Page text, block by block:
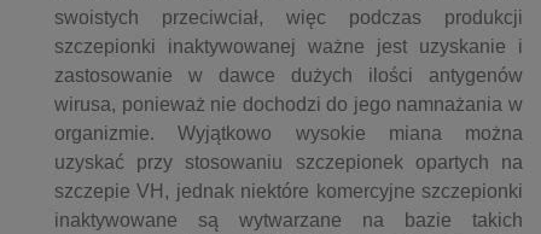
swoistych przeciwciał, więc podczas produkcji
szczepionki inaktywowanej ważne jest uzyskanie i
zastosowanie w dawce dużych ilości antygenów
wirusa, ponieważ nie dochodzi do jego namnażania w
organizmie. Wyjątkowo wysokie miana można
uzyskać przy stosowaniu szczepionek opartych na
szczepie VH, jednak niektóre komercyjne szczepionki
inaktywowane są wytwarzane na bazie takich